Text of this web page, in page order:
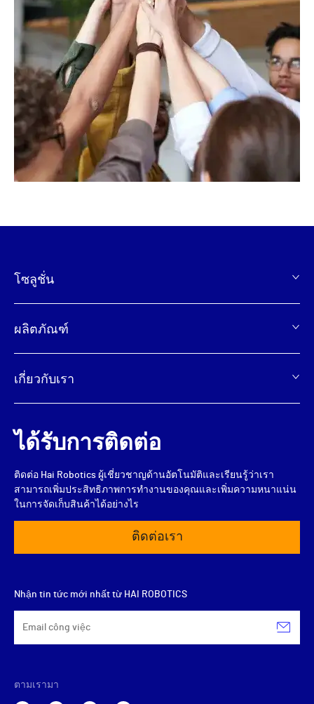
โซลูชั่น
ผลิตภัณฑ์
เกี่ยวกับเรา
ได้รับการติดต่อ
ติดต่อ Hai Robotics ผู้เชี่ยวชาญด้านอัตโนมัติและเรียนรู้ว่าเรา
สามารถเพิ่มประสิทธิภาพการทำงานของคุณและเพิ่มความหนาแน่น
ในการจัดเก็บสินค้าได้อย่างไร
ติดต่อเรา
Nhận tin tức mới nhất từ HAI ROBOTICS
ตามเรามา